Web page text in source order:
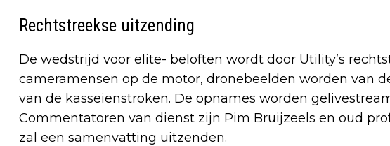
Rechtstreekse uitzending
De wedstrijd voor elite- beloften wordt door Utility’s
cameramensen op de motor, dronebeelden worden van
van de kasseienstroken. De opnames worden
Commentatoren van dienst zijn Pim Bruijzeels en oud
zal een samenvatting uitzenden.